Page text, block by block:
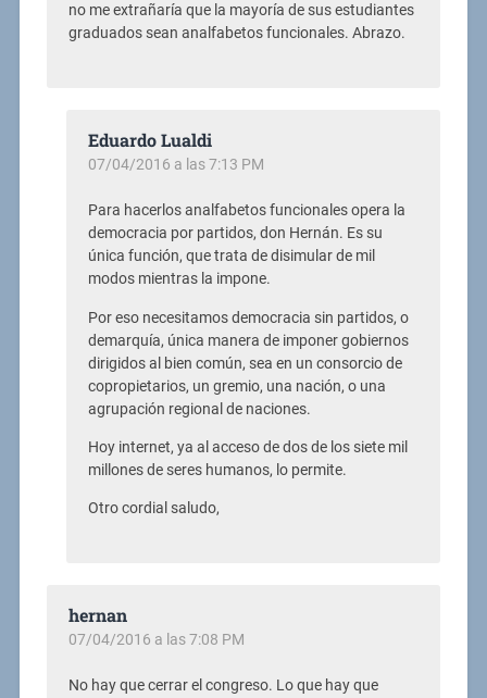
no me extrañaría que la mayoría de sus estudiantes
graduados sean analfabetos funcionales. Abrazo.
Eduardo Lualdi
07/04/2016 a las 7:13 PM
Para hacerlos analfabetos funcionales opera la
democracia por partidos, don Hernán. Es su
única función, que trata de disimular de mil
modos mientras la impone.
Por eso necesitamos democracia sin partidos, o
demarquía, única manera de imponer gobiernos
dirigidos al bien común, sea en un consorcio de
copropietarios, un gremio, una nación, o una
agrupación regional de naciones.
Hoy internet, ya al acceso de dos de los siete mil
millones de seres humanos, lo permite.
Otro cordial saludo,
hernan
07/04/2016 a las 7:08 PM
No hay que cerrar el congreso. Lo que hay que